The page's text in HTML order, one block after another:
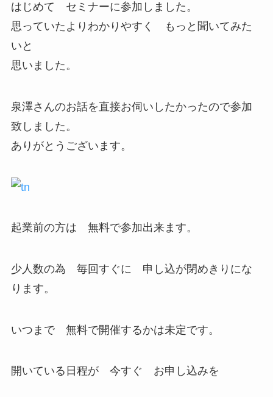
はじめて セミナーに参加しました。
思っていたよりわかりやすく もっと聞いてみた
いと
思いました。
泉澤さんのお話を直接お伺いしたかったので参加
致しました。
ありがとうございます。
起業前の方は 無料で参加出来ます。
少人数の為 毎回すぐに 申し込が閉めきりにな
ります。
いつまで 無料で開催するかは未定です。
開いている日程が 今すぐ お申し込みを